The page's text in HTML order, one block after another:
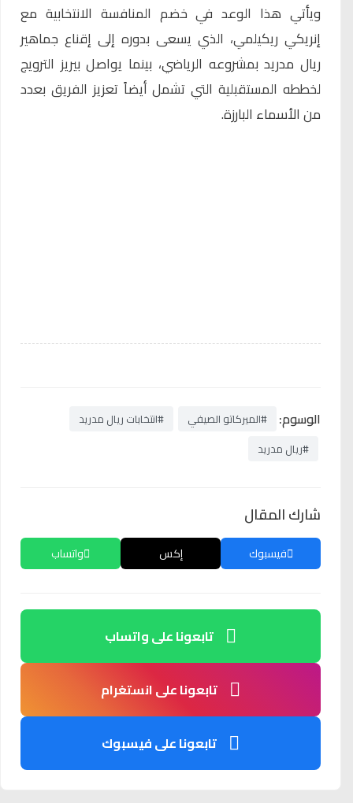
ويأتي هذا الوعد في خضم المنافسة الانتخابية مع
إنريكي ريكيلمي، الذي يسعى بدوره إلى إقناع جماهير
ريال مدريد بمشروعه الرياضي، بينما يواصل بيريز الترويج
لخططه المستقبلية التي تشمل أيضاً تعزيز الفريق بعدد
من الأسماء البارزة.
الوسوم: #الميركاتو الصيفي
#انتخابات ريال مدريد
#ريال مدريد
شارك المقال
فيسبوك إكس واتساب
تابعونا على واتساب
تابعونا على انستغرام
تابعونا على فيسبوك